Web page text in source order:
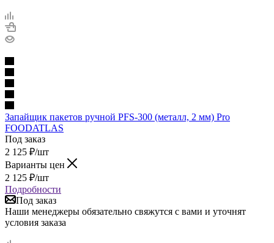
Запайщик пакетов ручной PFS-300 (металл, 2 мм) Pro
FOODATLAS
Под заказ
2 125 ₽/шт
Варианты цен
2 125 ₽/шт
Подробности
Под заказ
Наши менеджеры обязательно свяжутся с вами и уточнят
условия заказа